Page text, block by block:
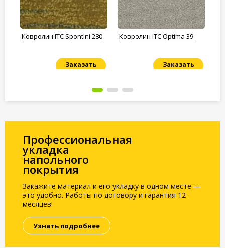
Ковролин ITC Spontini 280
Заказать
Ковролин ITC Optima 39
Заказать
Профессиональная
укладка
напольного
покрытия
Закажите материал и его укладку в одном месте —
это удобно. Работы по договору и гарантия 12
месяцев!
Узнать подробнее